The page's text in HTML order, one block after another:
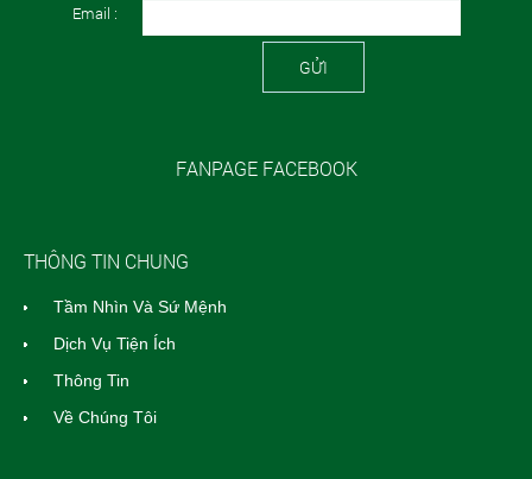
Email :
GỬI
FANPAGE FACEBOOK
THÔNG TIN CHUNG
Tầm Nhìn Và Sứ Mệnh
Dịch Vụ Tiện Ích
Thông Tin
Về Chúng Tôi